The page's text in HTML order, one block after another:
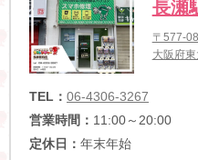
長瀬
〒577-
大阪府
TEL： 06-4306-3267
営業時間： 11:00～20:00
定休日： 年末年始